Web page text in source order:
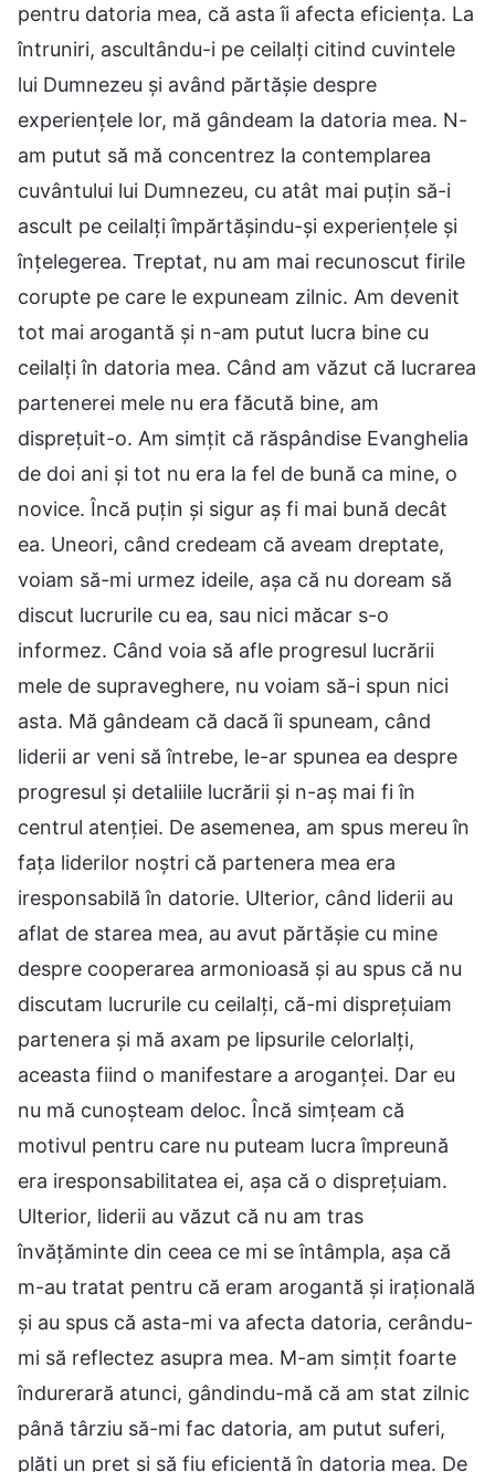
pentru datoria mea, că asta îi afecta eficiența. La
întruniri, ascultându-i pe ceilalți citind cuvintele
lui Dumnezeu și având părtășie despre
experiențele lor, mă gândeam la datoria mea. N-
am putut să mă concentrez la contemplarea
cuvântului lui Dumnezeu, cu atât mai puțin să-i
ascult pe ceilalți împărtășindu-și experiențele și
înțelegerea. Treptat, nu am mai recunoscut firile
corupte pe care le expuneam zilnic. Am devenit
tot mai arogantă și n-am putut lucra bine cu
ceilalți în datoria mea. Când am văzut că lucrarea
partenerei mele nu era făcută bine, am
disprețuit-o. Am simțit că răspândise Evanghelia
de doi ani și tot nu era la fel de bună ca mine, o
novice. Încă puțin și sigur aș fi mai bună decât
ea. Uneori, când credeam că aveam dreptate,
voiam să-mi urmez ideile, așa că nu doream să
discut lucrurile cu ea, sau nici măcar s-o
informez. Când voia să afle progresul lucrării
mele de supraveghere, nu voiam să-i spun nici
asta. Mă gândeam că dacă îi spuneam, când
liderii ar veni să întrebe, le-ar spunea ea despre
progresul și detaliile lucrării și n-aș mai fi în
centrul atenției. De asemenea, am spus mereu în
fața liderilor noștri că partenera mea era
iresponsabilă în datorie. Ulterior, când liderii au
aflat de starea mea, au avut părtășie cu mine
despre cooperarea armonioasă și au spus că nu
discutam lucrurile cu ceilalți, că-mi disprețuiam
partenera și mă axam pe lipsurile celorlalți,
aceasta fiind o manifestare a aroganței. Dar eu
nu mă cunoșteam deloc. Încă simțeam că
motivul pentru care nu puteam lucra împreună
era iresponsabilitatea ei, așa că o disprețuiam.
Ulterior, liderii au văzut că nu am tras
învățăminte din ceea ce mi se întâmpla, așa că
m-au tratat pentru că eram arogantă și irațională
și au spus că asta-mi va afecta datoria, cerându-
mi să reflectez asupra mea. M-am simțit foarte
îndurerară atunci, gândindu-mă că am stat zilnic
până târziu să-mi fac datoria, am putut suferi,
plăti un preț și să fiu eficientă în datoria mea. De